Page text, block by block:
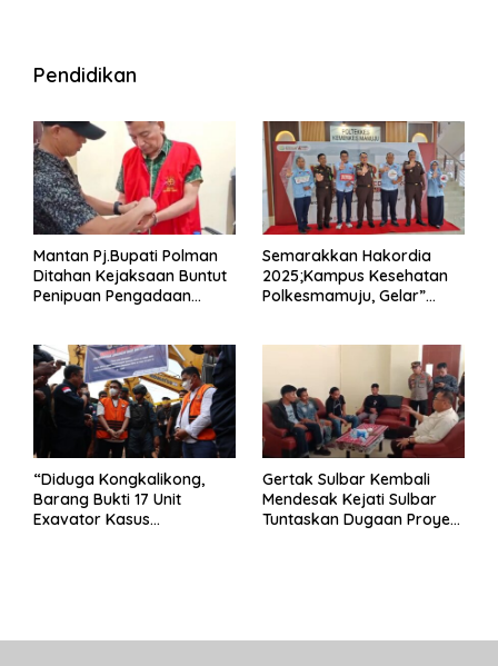
Pendidikan
Mantan Pj.Bupati Polman
Ditahan Kejaksaan Buntut
Penipuan Pengadaan
Semarakkan Hakordia
2025;Kampus Kesehatan
Polkesmamuju, Gelar”
“Diduga Kongkalikong,
Barang Bukti 17 Unit
Exavator Kasus
Gertak Sulbar Kembali
Mendesak Kejati Sulbar
Tuntaskan Dugaan Proyek